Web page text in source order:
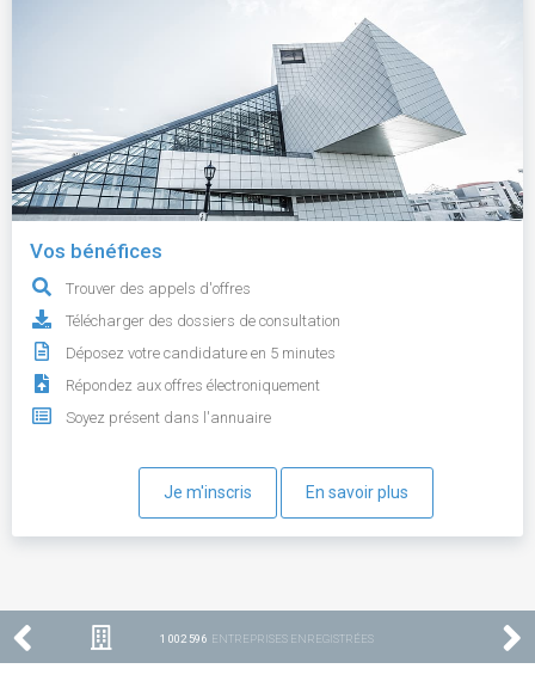
Vos bénéfices
Trouver des appels d'offres
Télécharger des dossiers de consultation
Déposez votre candidature en 5 minutes
Répondez aux offres électroniquement
Soyez présent dans l'annuaire
Je m'inscris En savoir plus
1 002 596 ENTREPRISES ENREGISTRÉES